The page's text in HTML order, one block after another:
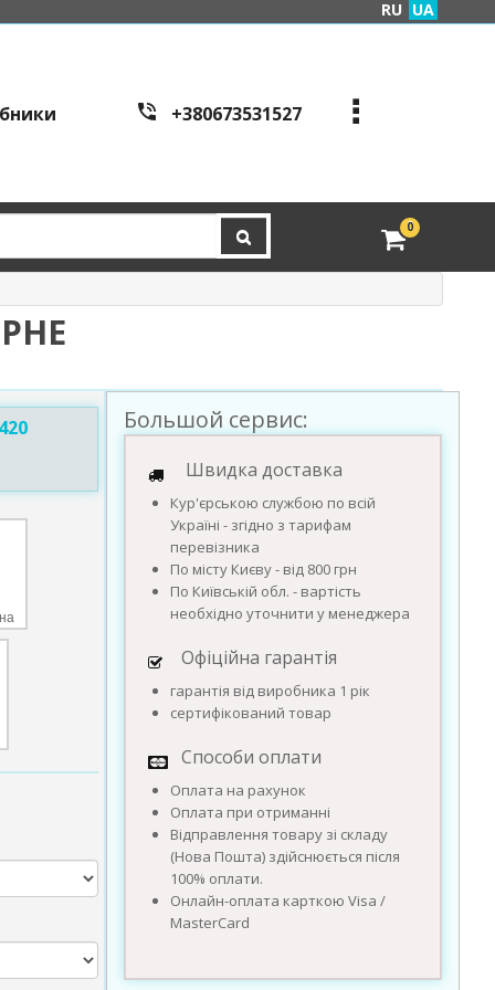
RU UA
+380673531527
edveri.kyiv@gmail.com
Режим работы c
tre:
м. Київ, вул. Куренівсь
б з 10:00 до 16:00
0
Большой сервис:
Швидка доставка
Кур'єрською службою по всій
Україні - згідно з тарифам
перевізника
По місту Києву - від 800 грн
По Київській обл. - вартість
необхідно уточнити у менеджера
Офіційна гарантія
гарантія від виробника 1 рік
сертифікований товар
Способи оплати
Оплата на рахунок
Оплата при отриманні
Відправлення товару зі складу
(Нова Пошта) здійснюється після
100% оплати.
Онлайн-оплата карткою Visa /
MasterCard